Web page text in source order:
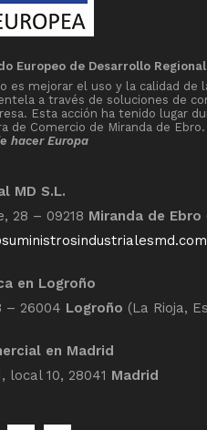
Europeo de Desarrollo Regional
es mejorar el uso y la calidad
a través de soluciones de
Esta acción ha tenido lugar
de Comercio de Miranda de Ebro.
hacer Europa
MD S.L.
28 – 09218 Miranda de Ebro
en Logroño
– 26004 Logroño (La Rioja,
en Madrid
local 10, 28041 Madrid